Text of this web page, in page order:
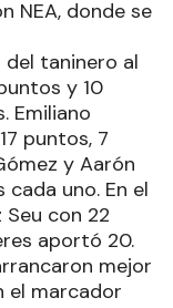
NEA, donde se
del taninero al
y 10
Emiliano
puntos, 7
y Aarón
uno. En el
con 22
aportó 20.
mejor
el marcador